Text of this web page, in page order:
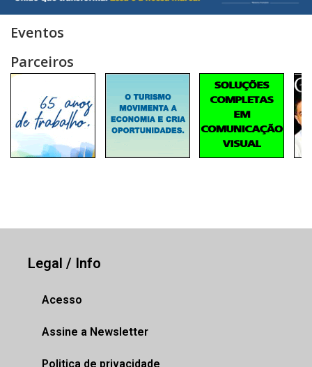
Eventos
Parceiros
Legal / Info
Acesso
Assine a Newsletter
Politica de privacidade